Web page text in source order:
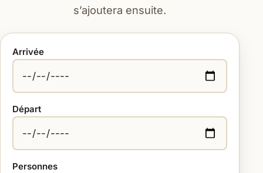
s’ajoutera ensuite.
Arrivée
Départ
Personnes